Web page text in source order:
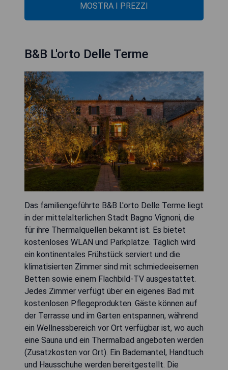
MOSTRA I PREZZI
B&B L'orto Delle Terme
Das familiengeführte B&B L'orto Delle Terme liegt
in der mittelalterlichen Stadt Bagno Vignoni, die
für ihre Thermalquellen bekannt ist. Es bietet
kostenloses WLAN und Parkplätze. Täglich wird
ein kontinentales Frühstück serviert und die
klimatisierten Zimmer sind mit schmiedeeisernen
Betten sowie einem Flachbild-TV ausgestattet.
Jedes Zimmer verfügt über ein eigenes Bad mit
kostenlosen Pflegeprodukten. Gäste können auf
der Terrasse und im Garten entspannen, während
ein Wellnessbereich vor Ort verfügbar ist, wo auch
eine Sauna und ein Thermalbad angeboten werden
(Zusatzkosten vor Ort). Ein Bademantel, Handtuch
und Hausschuhe werden bereitgestellt. Die